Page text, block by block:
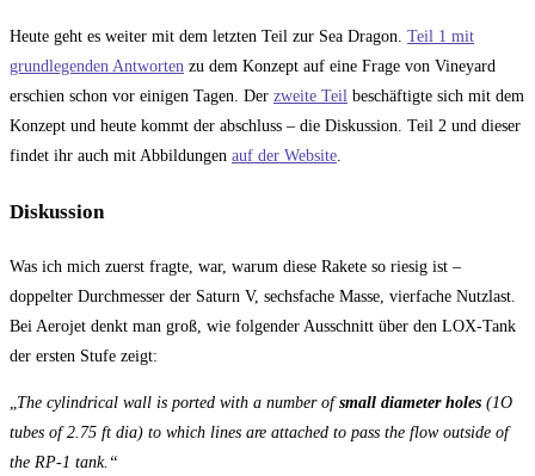
Heute geht es weiter mit dem letzten Teil zur Sea Dragon. Teil 1 mit
grundlegenden Antworten zu dem Konzept auf eine Frage von Vineyard
erschien schon vor einigen Tagen. Der zweite Teil beschäftigte sich mit dem
Konzept und heute kommt der abschluss – die Diskussion. Teil 2 und dieser
findet ihr auch mit Abbildungen auf der Website.
Diskussion
Was ich mich zuerst fragte, war, warum diese Rakete so riesig ist –
doppelter Durchmesser der Saturn V, sechsfache Masse, vierfache Nutzlast.
Bei Aerojet denkt man groß, wie folgender Ausschnitt über den LOX-Tank
der ersten Stufe zeigt:
„The cylindrical wall is ported with a number ofsmall diameter holes (1O
tubes of 2.75 ft dia) to which lines are attached to pass the flow outside of
the RP-1 tank.“